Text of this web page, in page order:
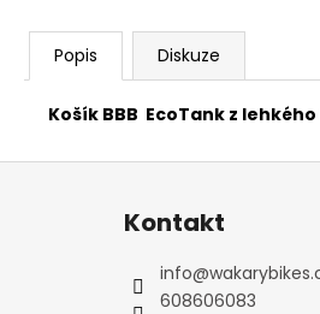
Popis Diskuze
Košík BBB EcoTank z
Z
Kontakt
info@
608606083